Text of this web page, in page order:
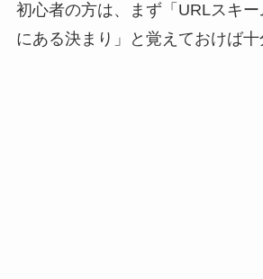
初心者の方は、まず「URLスキ
にある決まり」と覚えておけば十